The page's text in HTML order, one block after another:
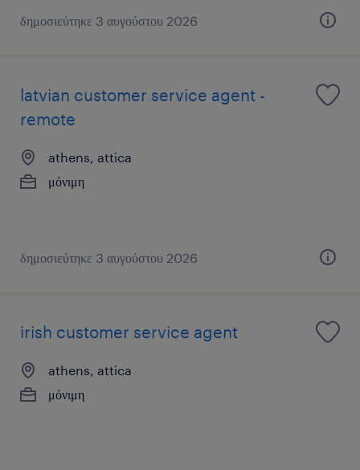
δημοσιεύτηκε 3 αυγούστου 2026
latvian customer service agent -
remote
athens, attica
μόνιμη
δημοσιεύτηκε 3 αυγούστου 2026
irish customer service agent
athens, attica
μόνιμη